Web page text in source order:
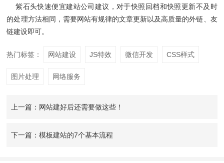
紫石头快速便宜建站公司建议，对于快照回档和快照更新不及时
的处理方法相同，需要网站有规律的文章更新以及高质量的外链、友
链建设即可。
热门标签： 网站建设 JS特效 微信开发 CSS样式
图片处理 网络服务
上一篇：网站建好后还需要做这些！
下一篇：模板建站的7个基本流程